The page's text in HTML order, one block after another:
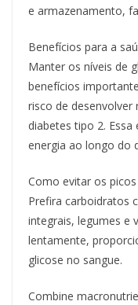
e armazenamento,
Benefícios para a
Manter os níveis de
benefícios
risco de desenvolver
diabetes tipo 2.
energia ao longo do
Como evitar os
Prefira carboidratos
integrais, legumes e
lentamente,
glicose no sangue.
Combine